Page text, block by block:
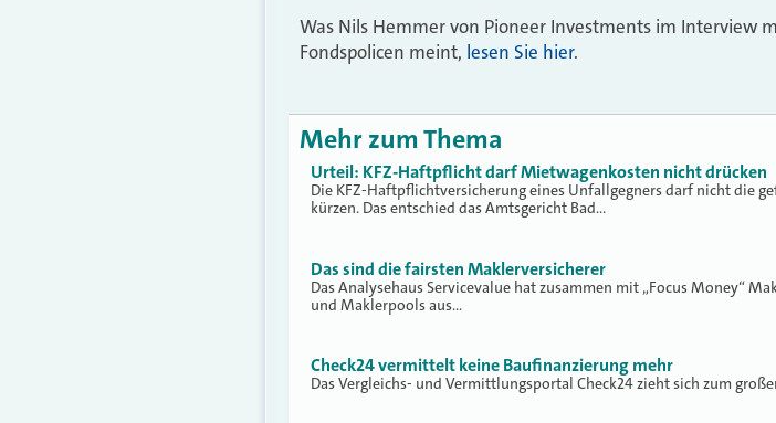
Was Nils Hemmer von Pioneer Investments im Interview
Fondspolicen meint, lesen Sie hier.
Mehr zum Thema
Urteil: KFZ-Haftpflicht darf Mietwagenkosten nicht drücken
Die KFZ-Haftpflichtversicherung eines Unfallgegners darf nicht die
kürzen. Das entschied das Amtsgericht Bad…
Das sind die fairsten Maklerversicherer
Das Analysehaus Servicevalue hat zusammen mit „Focus Money“
und Maklerpools aus…
Check24 vermittelt keine Baufinanzierung mehr
Das Vergleichs- und Vermittlungsportal Check24 zieht sich zum